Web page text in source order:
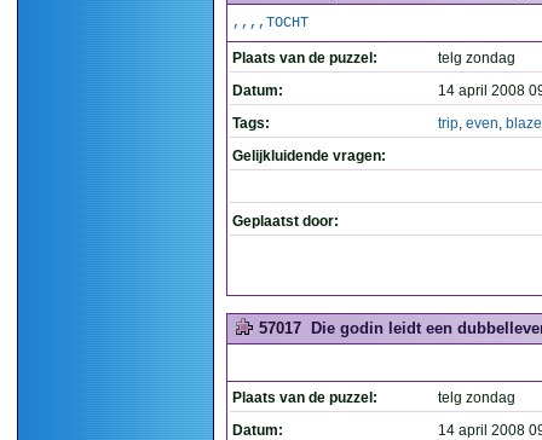
,,,,TOCHT
Plaats van de puzzel:
telg zondag
Datum:
14 april 2008
Tags:
trip, even,
Gelijkluidende vragen:
Geplaatst door:
57017 Die godin leidt een
Plaats van de puzzel:
telg zondag
Datum:
14 april 2008